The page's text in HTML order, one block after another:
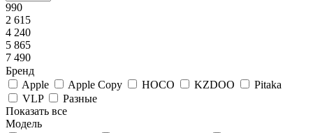
990
2 615
4 240
5 865
7 490
Бренд
Apple
Apple Copy HOCO KZDOO
Pitaka
VLP
Разные
Показать все
Модель